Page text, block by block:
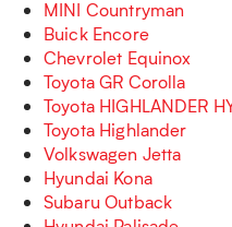
MINI Countryman
Buick Encore
Chevrolet Equinox
Toyota GR Corolla
Toyota HIGHLANDER
Toyota Highlander
Volkswagen Jetta
Hyundai Kona
Subaru Outback